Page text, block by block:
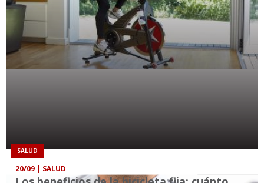
SALUD
20/09 | SALUD